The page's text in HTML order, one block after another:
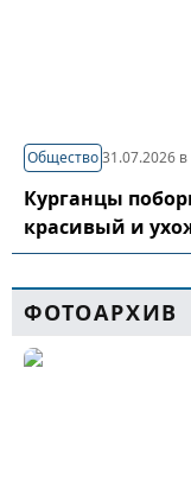
Общество31.07.2026 в
Курганцы
красивый и
ФОТОАРХИВ